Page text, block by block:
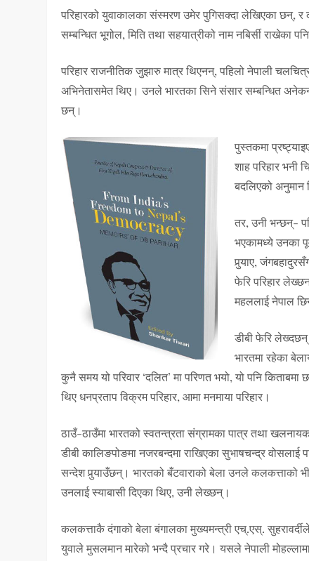
परिहारको युवाकालका संस्मरण उमेर पुगिसक्दा लेखिएका छन्,
सम्बन्धित भूगोल, मिति तथा सहयात्रीको नाम नबिर्सी राखेका
परिहार राजनीतिक जुझारु मात्र थिएनन्, पहिलो नेपाली
अभिनेतासमेत थिए। उनले भारतका सिने संसार सम्बन्धित
छन्।
पुस्तकमा
शाह परिहार भनी
बदलिएको अनुमान
तर, उनी भन्छन्-
भएकामध्ये उनका
पुर्‍याए,
फेरि परिहार
महललाई नेपाल
डीबी फेरि लेख्दछन्
भारतमा रहेका
कुनै समय यो परिवार ‘दलित’ मा परिणत भयो, यो पनि
थिए धनप्रताप विक्रम परिहार, आमा मनमाया परिहार।
ठाउँ-ठाउँमा भारतको स्वतन्त्रता संग्रामका पात्र तथा
डीबी कालिङपोङमा नजरबन्दमा राखिएका सुभाषचन्द्र वोसलाई
सन्देश पुर्‍याउँछन्। भारतको बँटवाराको बेला उनले कलकत्ताको
उनलाई स्याबासी दिएका थिए, उनी लेख्छन्।
कलकत्ताकै दंगाको बेला बंगालका मुख्यमन्त्री एच्.एस्.
युवाले मुसलमान मारेको भन्दै प्रचार गरे। यसले नेपाली मोहल्लामा